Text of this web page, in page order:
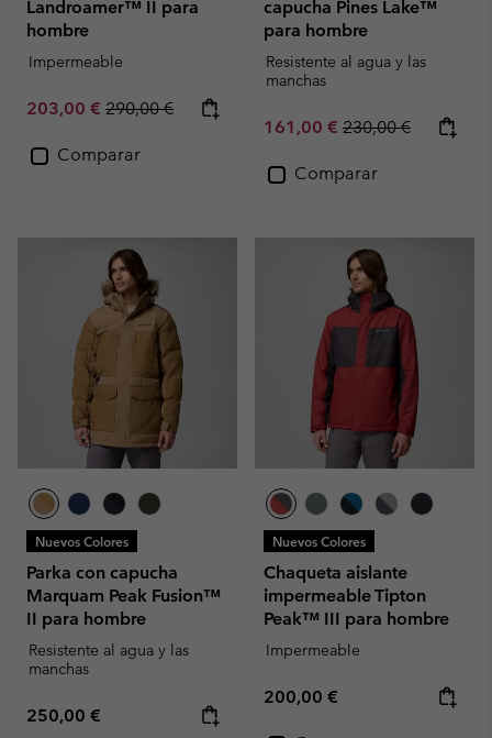
Landroamer™ II para
hombre
Impermeable
Sale price:
203,00 € Regular price:
290,00 €
Comparar
capucha Pines Lake™
para hombre
Resistente al agua y las
manchas
Sale price:
161,00 € Regular price:
230,00 €
Comparar
Nuevos Colores
Parka con capucha
Marquam Peak Fusion™
II para hombre
Resistente al agua y las
manchas
Regular price:
250,00 €
Nuevos Colores
Chaqueta aislante
impermeable Tipton
Peak™ III para hombre
Impermeable
Regular price:
200,00 €